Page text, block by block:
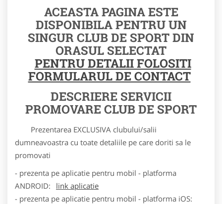
ACEASTA PAGINA ESTE
DISPONIBILA PENTRU UN
SINGUR CLUB DE SPORT DIN
ORASUL SELECTAT
PENTRU DETALII FOLOSITI
FORMULARUL DE CONTACT
DESCRIERE SERVICII
PROMOVARE CLUB DE SPORT
Prezentarea EXCLUSIVA clubului/salii
dumneavoastra cu toate detaliile pe care doriti sa le
promovati
- prezenta pe aplicatie pentru mobil - platforma
ANDROID:
link aplicatie
- prezenta pe aplicatie pentru mobil - platforma iOS: